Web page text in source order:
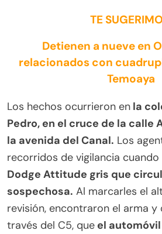
TE
Detienen a nueve en
relacionados con
Temoaya
Los hechos ocurrieron en la
Pedro, en el cruce de la calle
la avenida del Canal. Los
recorridos de vigilancia cuando
Dodge Attitude gris que
sospechosa. Al marcarles el
revisión, encontraron el arma y
través del C5, que el